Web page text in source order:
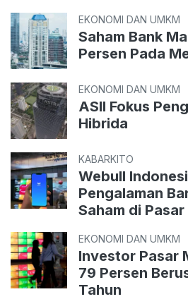
EKONOMI DAN UMKM
Saham Bank
Persen Pada
EKONOMI DAN UMKM
ASII Fokus
Hibrida
KABARKITO
Webull
Pengalaman
Saham di
EKONOMI DAN UMKM
Investor Pasar
79 Persen
Tahun